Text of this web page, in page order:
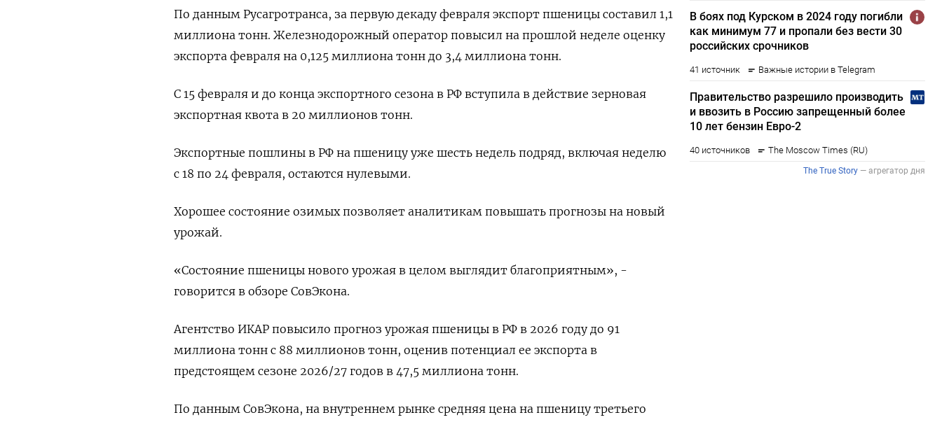
По данным Русагротранса, за первую декаду февраля экспорт пшеницы составил 1,1
миллиона тонн. Железнодорожный оператор повысил ‌на прошлой неделе оценку
экспорта февраля на 0,125 миллиона тонн до 3,4 миллиона тонн.
С 15 ​февраля и до конца экспортного сезона в РФ вступила в действие зерновая
экспортная квота в 20 миллионов ‌тонн.
Экспортные пошлины в РФ на пшеницу уже шесть недель подряд, включая неделю
с 18 по 24 февраля, остаются нулевыми.
Хорошее состояние озимых позволяет аналитикам повышать прогнозы на новый
урожай.
«Состояние пшеницы ​нового урожая в целом выглядит благоприятным», - ​
говорится в обзоре СовЭкона.
Агентство ‌ИКАР повысило прогноз урожая пшеницы в РФ в 2026 году до 91
миллиона тонн с 88 миллионов ​тонн, оценив потенциал ее экспорта в
предстоящем сезоне 2026/27 годов в 47,5 миллиона тонн.
По данным СовЭкона, на внутреннем рынке средняя цена на пшеницу третьего